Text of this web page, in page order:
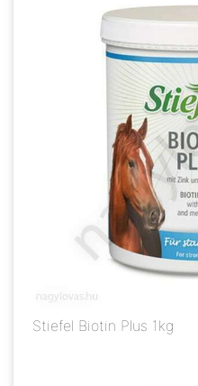
Stiefel Biotin Plus 1kg